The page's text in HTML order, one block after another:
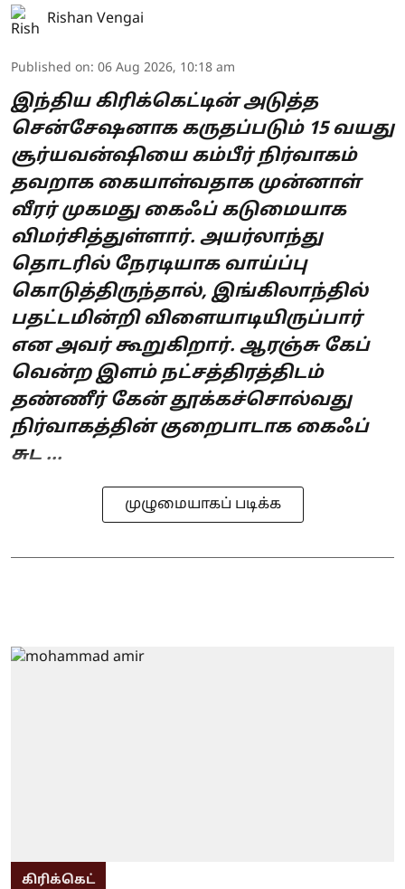
Rishan Vengai
Published on: 06 Aug 2026, 10:18 am
இந்திய கிரிக்கெட்டின் அடுத்த
சென்சேஷனாக கருதப்படும் 15 வயது
சூர்யவன்ஷியை கம்பீர் நிர்வாகம்
தவறாக கையாள்வதாக முன்னாள்
வீரர் முகமது கைஃப் கடுமையாக
விமர்சித்துள்ளார். அயர்லாந்து
தொடரில் நேரடியாக வாய்ப்பு
கொடுத்திருந்தால், இங்கிலாந்தில்
பதட்டமின்றி விளையாடியிருப்பார்
என அவர் கூறுகிறார். ஆரஞ்சு கேப்
வென்ற இளம் நட்சத்திரத்திடம்
தண்ணீர் கேன் தூக்கச்சொல்வது
நிர்வாகத்தின் குறைபாடாக கைஃப்
சுட ...
முழுமையாகப் படிக்க
கிரிக்கெட்